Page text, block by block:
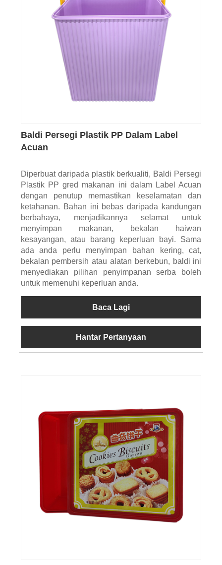
Baldi Persegi Plastik PP Dalam Label
Acuan
Diperbuat daripada plastik berkualiti, Baldi Persegi
Plastik PP gred makanan ini dalam Label Acuan
dengan penutup memastikan keselamatan dan
ketahanan. Bahan ini bebas daripada kandungan
berbahaya, menjadikannya selamat untuk
menyimpan makanan, bekalan haiwan
kesayangan, atau barang keperluan bayi. Sama
ada anda perlu menyimpan bahan kering, cat,
bekalan pembersih atau alatan berkebun, baldi ini
menyediakan pilihan penyimpanan serba boleh
untuk memenuhi keperluan anda.
Baca Lagi
Hantar Pertanyaan